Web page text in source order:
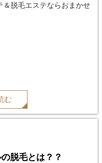
＆脱毛エステならおまかせ
む
脱毛とは？？